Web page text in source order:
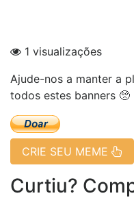
1 visualizações
Ajude-nos a manter a
todos estes banners 🥺
CRIE SEU MEME
Curtiu?